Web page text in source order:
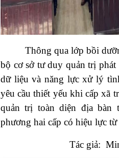
Thông qua lớp bồi
bộ cơ sở tư duy quản trị
dữ liệu và năng lực xử lý
yêu cầu thiết yếu khi cấp xã
quản trị toàn diện địa bàn
phương hai cấp có hiệu lực
Tác giả: Minh